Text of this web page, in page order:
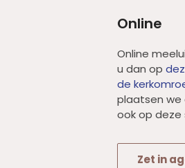
Online
Online
u dan op
de
plaatsen
ook op deze
Zet in